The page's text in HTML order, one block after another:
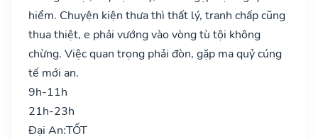
hiểm. Chuyện kiện thưa thì thất lý, tranh chấp cũng
thua thiệt, e phải vướng vào vòng tù tội không
chừng. Việc quan trọng phải đòn, gặp ma quỷ cúng
tế mới an.
9h-11h
21h-23h
Đại An:TỐT